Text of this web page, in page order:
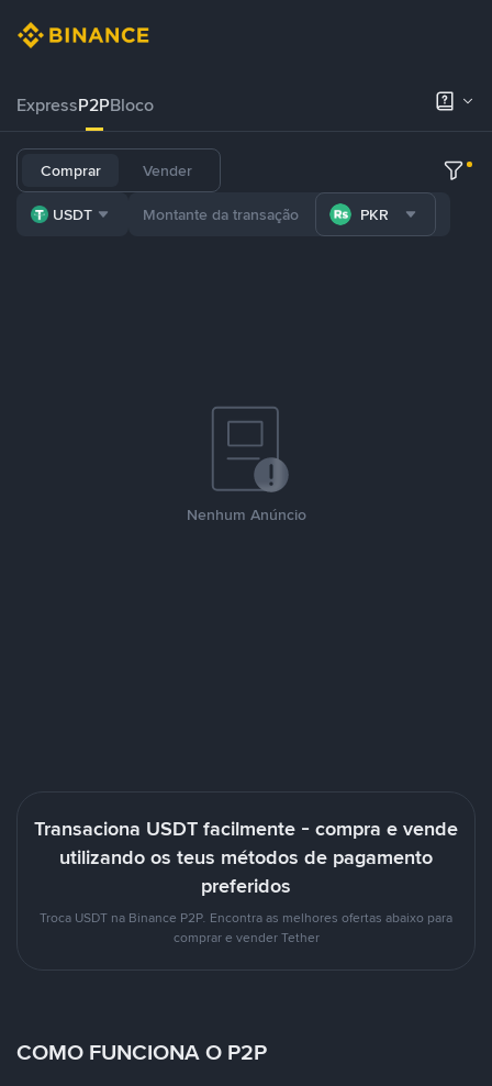
ExpressP2PBloco
Comprar Vender
USDT PKR
Nenhum Anúncio
Transaciona USDT facilmente - compra e vende
utilizando os teus métodos de pagamento
preferidos
Troca USDT na Binance P2P. Encontra as melhores ofertas abaixo para
comprar e vender Tether
COMO FUNCIONA O P2P